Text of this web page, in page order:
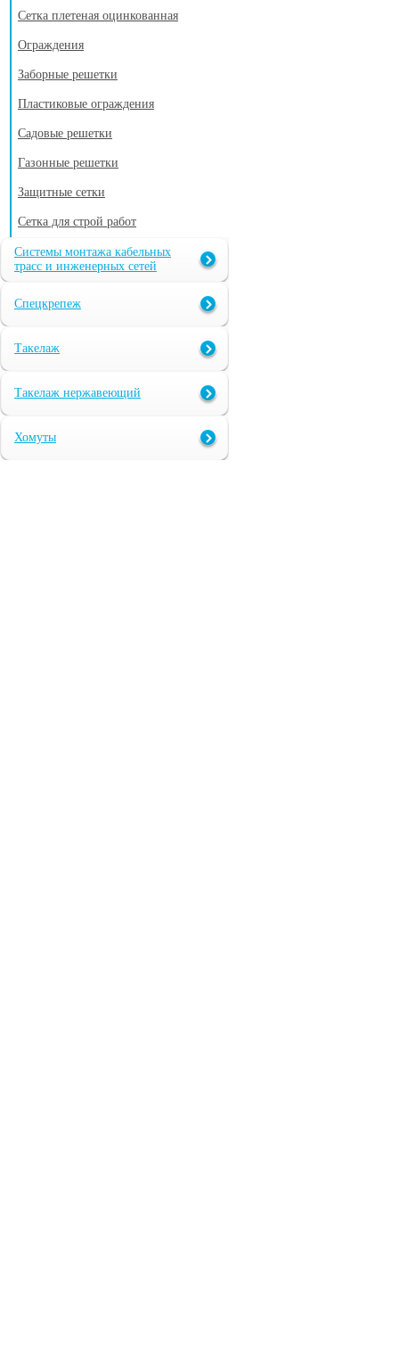
Сетка плетеная оцинкованная
Ограждения
Заборные решетки
Пластиковые ограждения
Садовые решетки
Газонные решетки
Защитные сетки
Сетка для строй работ
Системы монтажа кабельных
трасс и инженерных сетей
Спецкрепеж
Такелаж
Такелаж нержавеющий
Хомуты